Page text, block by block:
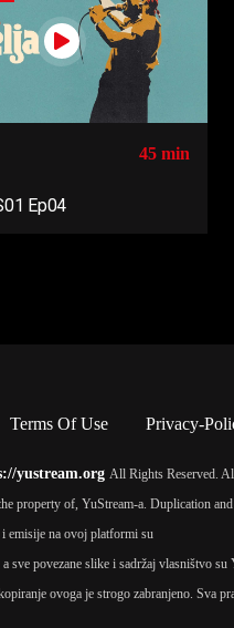
45 min
Ep04
Terms Of Use Privacy-
yustream.org All Rights Reserved.
property of, YuStream-a. Duplication
emisije na ovoj platformi su
sve povezane slike i sadržaj vlasništvo su
ovoga je strogo zabranjeno. Sva